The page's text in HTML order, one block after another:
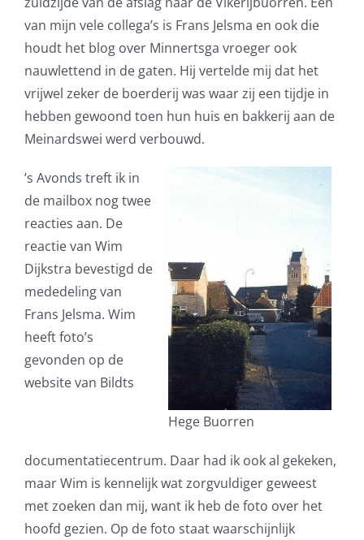
van mijn vele collega’s is Frans Jelsma en ook die
houdt het blog over Minnertsga vroeger ook
nauwlettend in de gaten. Hij vertelde mij dat het
vrijwel zeker de boerderij was waar zij een tijdje in
hebben gewoond toen hun huis en bakkerij aan de
Meinardswei werd verbouwd.
Hege Buorren
’s Avonds treft ik in
de mailbox nog twee
reacties aan. De
reactie van Wim
Dijkstra bevestigd de
mededeling van
Frans Jelsma. Wim
heeft foto’s
gevonden op de
website van Bildts
documentatiecentrum. Daar had ik ook al gekeken,
maar Wim is kennelijk wat zorgvuldiger geweest
met zoeken dan mij, want ik heb de foto over het
hoofd gezien. Op de foto staat waarschijnlijk